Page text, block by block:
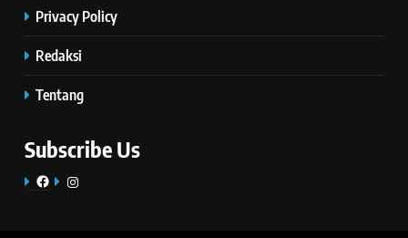
Privacy Policy
Redaksi
Tentang
Subscribe Us
FacebookInstagram